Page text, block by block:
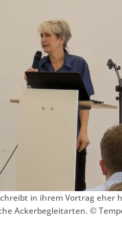
in ihrem Vortrag eher
Ackerbegleitarten. ©